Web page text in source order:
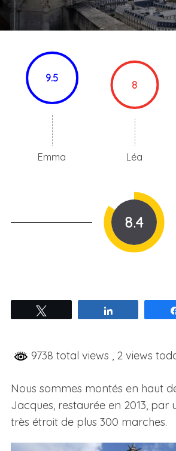
9.5
Emma
8
Léa
8.4
9738 total views , 2 views
Nous sommes montés en haut
Jacques, restaurée en 2013, par
très étroit de plus 300 marches.